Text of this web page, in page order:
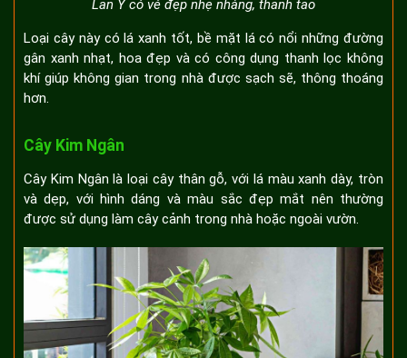
Lan Ý có vẻ đẹp nhẹ nhàng, thanh tao
Loại cây này có lá xanh tốt, bề mặt lá có nổi những đường
gân xanh nhạt, hoa đẹp và có công dụng thanh lọc không
khí giúp không gian trong nhà được sạch sẽ, thông thoáng
hơn.
Cây Kim Ngân
Cây Kim Ngân là loại cây thân gỗ, với lá màu xanh dày, tròn
và dẹp, với hình dáng và màu sắc đẹp mắt nên thường
được sử dụng làm cây cảnh trong nhà hoặc ngoài vườn.